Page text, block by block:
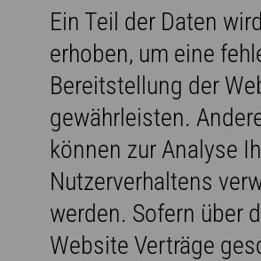
Ein Teil der Daten wird
erhoben, um eine
Bereitstellung der
gewährleisten.
können zur Analyse
Nutzerverhaltens
werden. Sofern über
Website Verträge